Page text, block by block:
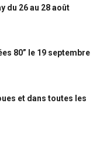
du 26 au 28 août
80” le 19 septembre
et dans toutes les